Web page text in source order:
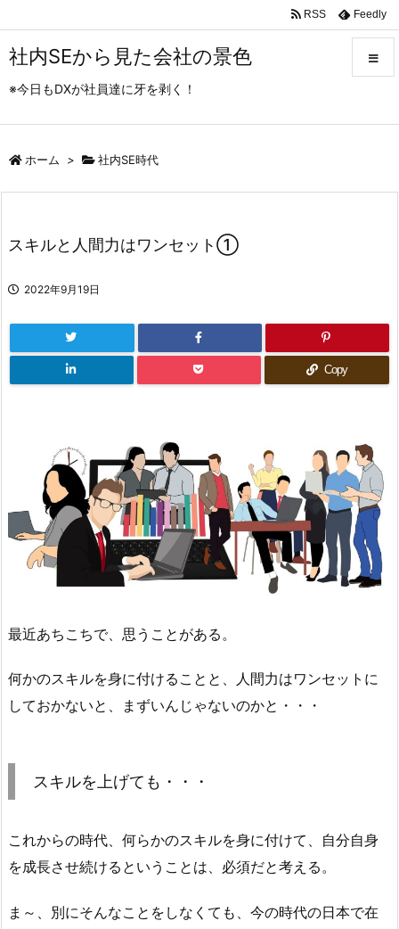
社内SEから見た会社の景色
※今日もDXが社員達に牙を剥く！
RSS Feedly
ホーム > 社内SE時代
スキルと人間力はワンセット①
2022年9月19日
Copy
最近あちこちで、思うことがある。
何かのスキルを身に付けることと、人間力はワンセットに
しておかないと、まずいんじゃないのかと・・・
スキルを上げても・・・
これからの時代、何らかのスキルを身に付けて、自分自身
を成長させ続けるということは、必須だと考える。
ま～、別にそんなことをしなくても、今の時代の日本で在